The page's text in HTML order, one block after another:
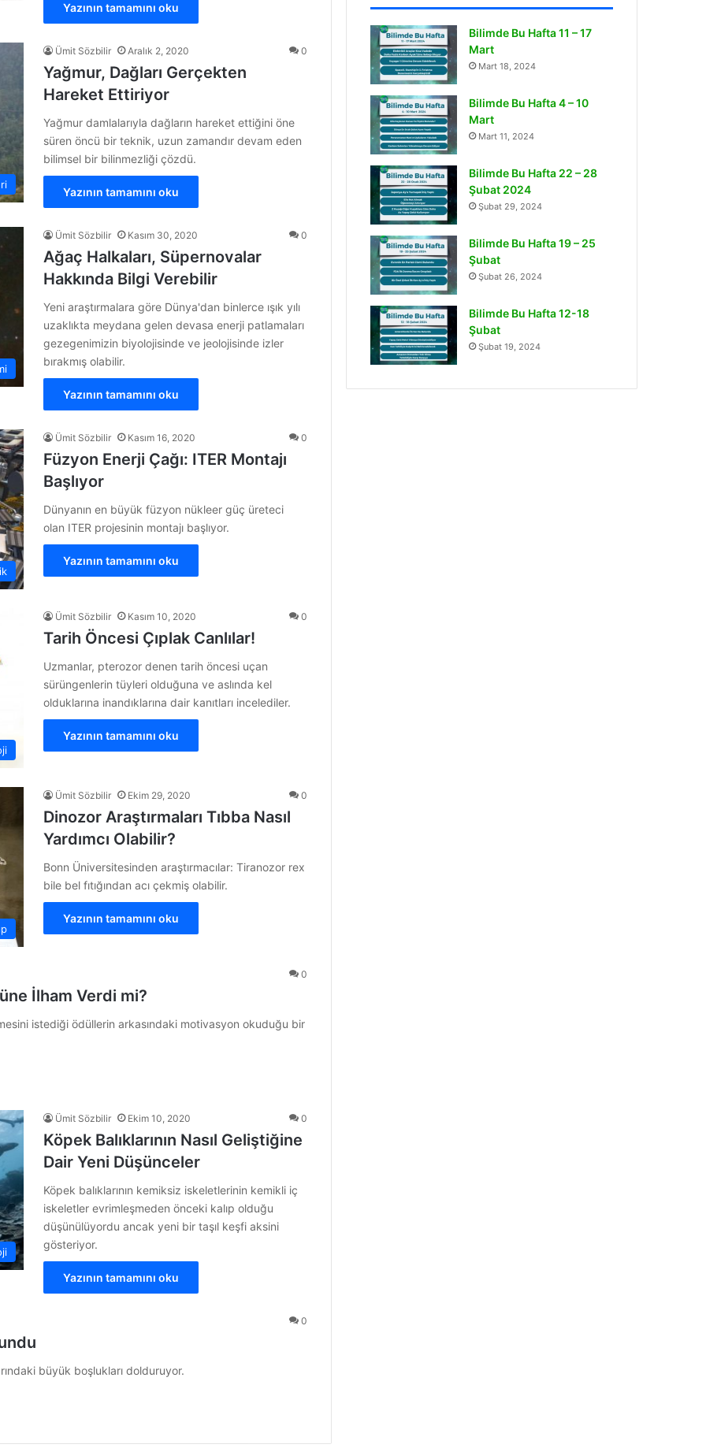
Yazının tamamını oku
Ümit Sözbilir Aralık 2, 2020 0
Yağmur, Dağları Gerçekten
Hareket Ettiriyor
Yağmur damlalarıyla dağların hareket ettiğini öne
süren öncü bir teknik, uzun zamandır devam eden
bilimsel bir bilinmezliği çözdü.
Yazının tamamını oku
Ümit Sözbilir Kasım 30, 2020 0
Ağaç Halkaları, Süpernovalar
Hakkında Bilgi Verebilir
Yeni araştırmalara göre Dünya'dan binlerce ışık yılı
uzaklıkta meydana gelen devasa enerji patlamaları
gezegenimizin biyolojisinde ve jeolojisinde izler
bırakmış olabilir.
Yazının tamamını oku
Ümit Sözbilir Kasım 16, 2020 0
Füzyon Enerji Çağı: ITER Montajı
Başlıyor
Dünyanın en büyük füzyon nükleer güç üreteci
olan ITER projesinin montajı başlıyor.
Yazının tamamını oku
Ümit Sözbilir Kasım 10, 2020 0
Tarih Öncesi Çıplak Canlılar!
Uzmanlar, pterozor denen tarih öncesi uçan
sürüngenlerin tüyleri olduğuna ve aslında kel
olduklarına inandıklarına dair kanıtları incelediler.
Yazının tamamını oku
Ümit Sözbilir Ekim 29, 2020 0
Dinozor Araştırmaları Tıbba Nasıl
Yardımcı Olabilir?
Bonn Üniversitesinden araştırmacılar: Tiranozor rex
bile bel fıtığından acı çekmiş olabilir.
Yazının tamamını oku
0
İlham Verdi mi?
istediği ödüllerin arkasındaki motivasyon okuduğu bir
Ümit Sözbilir Ekim 10, 2020 0
Köpek Balıklarının Nasıl Geliştiğine
Dair Yeni Düşünceler
Köpek balıklarının kemiksiz iskeletlerinin kemikli iç
iskeletler evrimleşmeden önceki kalıp olduğu
düşünülüyordu ancak yeni bir taşıl keşfi aksini
gösteriyor.
Yazının tamamını oku
0
büyük boşlukları dolduruyor.
Bilimde Bu Hafta 11 – 17
Mart
Mart 18, 2024
Bilimde Bu Hafta 4 – 10
Mart
Mart 11, 2024
Bilimde Bu Hafta 22 – 28
Şubat 2024
Şubat 29, 2024
Bilimde Bu Hafta 19 – 25
Şubat
Şubat 26, 2024
Bilimde Bu Hafta 12-18
Şubat
Şubat 19, 2024